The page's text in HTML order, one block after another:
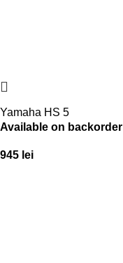
Yamaha HS 5
Available on backorder
945 lei